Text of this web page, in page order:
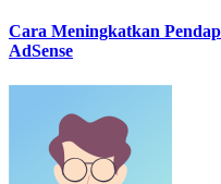
Cara Meningkatkan
AdSense